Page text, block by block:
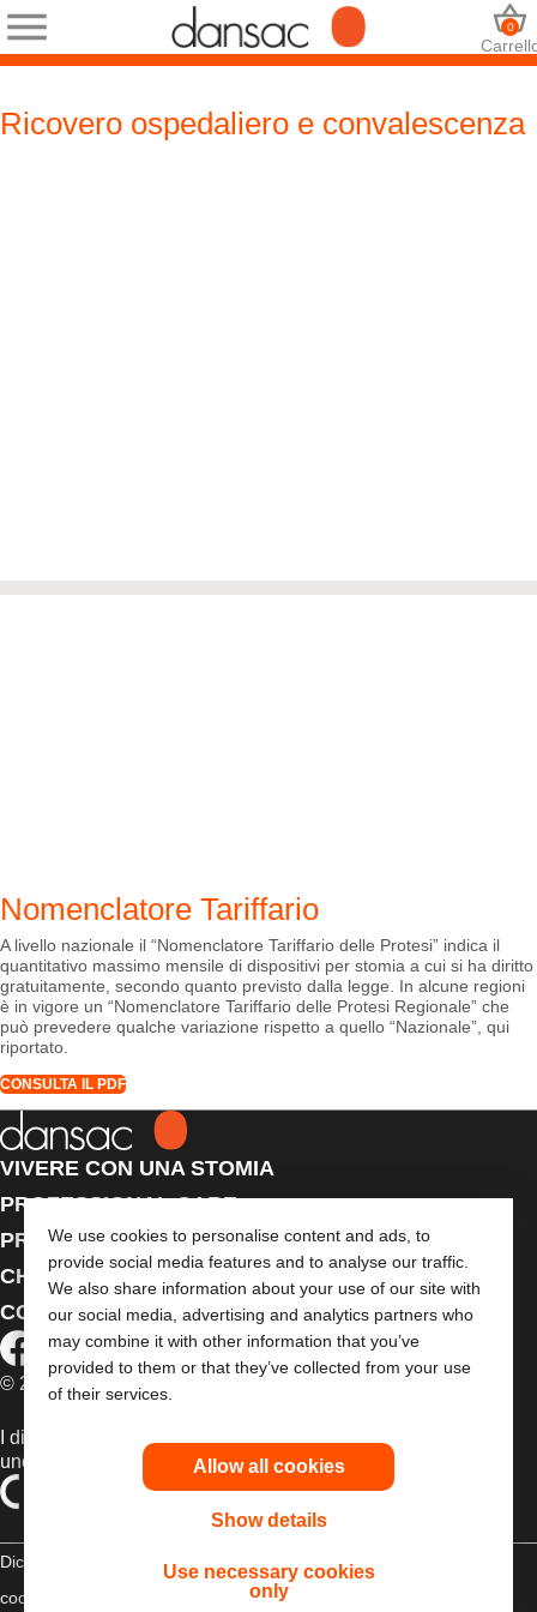
We use cookies to personalise content and ads, to
provide social media features and to analyse our traffic.
We also share information about your use of our site with
our social media, advertising and analytics partners who
may combine it with other information that you’ve
provided to them or that they’ve collected from your use
of their services.
Allow all cookies
Show details
Use necessary cookies
only
0
Ricovero ospedaliero e convalescenza
Nomenclatore Tariffario
A livello nazionale il “Nomenclatore Tariffario delle Protesi” indica il
quantitativo massimo mensile di dispositivi per stomia a cui si ha diritto
gratuitamente, secondo quanto previsto dalla legge. In alcune regioni
è in vigore un “Nomenclatore Tariffario delle Protesi Regionale” che
può prevedere qualche variazione rispetto a quello “Nazionale”, qui
riportato.
CONSULTA IL PDF
VIVERE CON UNA STOMIA
PROFESSIONAL CARE
PRODOTTI
CHI SIAMO
CONTATTACI
© 2026 Dansac A/S. Tutti i diritti riservati.
I dispositivi medici venduti nell’UE sono contrassegnati con
uno dei seguenti simboli, a seconda dei casi
Dichiarazione di copyright Politica sulla riservatezza
cookie